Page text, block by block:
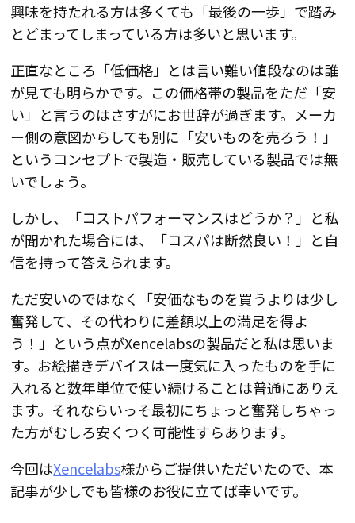
興味を持たれる方は多くても「最後の一歩」で踏み
とどまってしまっている方は多いと思います。
正直なところ「低価格」とは言い難い値段なのは誰
が見ても明らかです。この価格帯の製品をただ「安
い」と言うのはさすがにお世辞が過ぎます。メーカ
ー側の意図からしても別に「安いものを売ろう！」
というコンセプトで製造・販売している製品では無
いでしょう。
しかし、「コストパフォーマンスはどうか？」と私
が聞かれた場合には、「コスパは断然良い！」と自
信を持って答えられます。
ただ安いのではなく「安価なものを買うよりは少し
奮発して、その代わりに差額以上の満足を得よ
う！」という点がXencelabsの製品だと私は思いま
す。お絵描きデバイスは一度気に入ったものを手に
入れると数年単位で使い続けることは普通にありえ
ます。それならいっそ最初にちょっと奮発しちゃっ
た方がむしろ安くつく可能性すらあります。
今回はXencelabs様からご提供いただいたので、本
記事が少しでも皆様のお役に立てば幸いです。